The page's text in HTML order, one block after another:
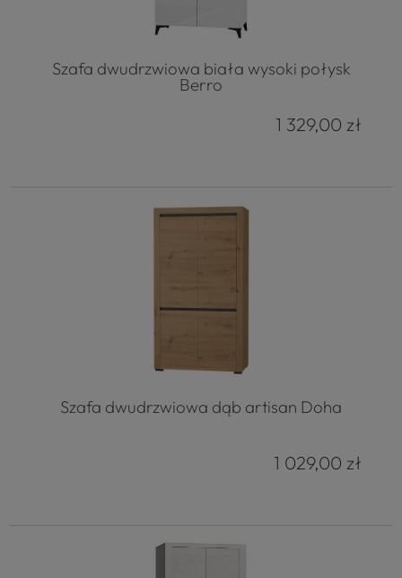
Szafa dwudrzwiowa biała wysoki połysk
Berro
1 329,00 zł
Szafa dwudrzwiowa dąb artisan Doha
1 029,00 zł